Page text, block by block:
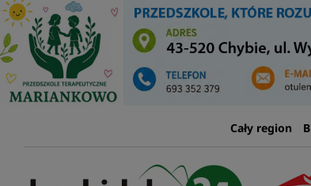
Przejdź
do
treści
Cały region